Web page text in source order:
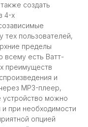
создать
4-х
тех пользователей,
пределы
всему есть Ватт-
преимуществ
и
MP3-плеер,
устройство можно
и при необходимости
опцией